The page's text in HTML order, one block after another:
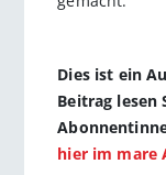
Dies ist ein
Beitrag lesen
hier im mare